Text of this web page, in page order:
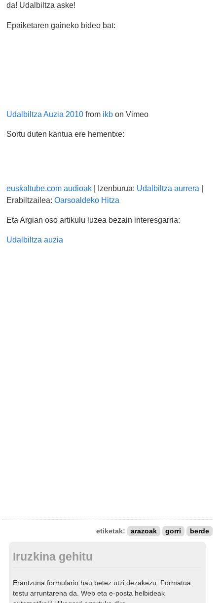
da! Udalbiltza aske!
Epaiketaren gaineko bideo bat:
Udalbiltza Auzia 2010 from ikb on Vimeo
Sortu duten kantua ere hementxe:
euskaltube.com audioak | Izenburua: Udalbiltza aurrera |
Erabiltzailea:Oarsoaldeko Hitza
Eta Argian oso artikulu luzea bezain interesgarria:
Udalbiltza auzia
etiketak: arazoak gorri berde
Iruzkina gehitu
Erantzuna formulario hau betez utzi dezakezu. Formatua
testu arruntarena da. Web eta e-posta helbideak